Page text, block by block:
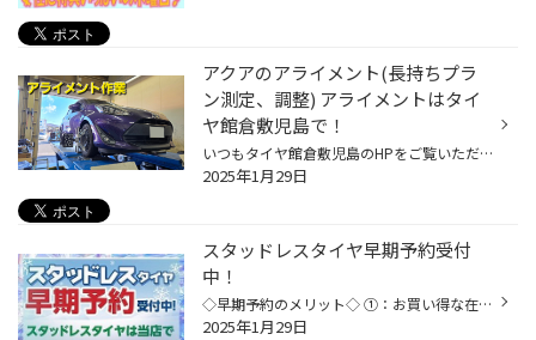
アクアのアライメント(長持ちプラ
ン測定、調整) アライメントはタイ
ヤ館倉敷児島で！
いつもタイヤ館倉敷児島のHPをご覧いただきありがとうございます！ 今回はトヨタ アクア のアライメント(測定、調整)をさせていただきました(*´꒳`*) アライメントに欠かせないのがこのセンサーです！ このセンサーはタイヤの角度をカメラが読み取り データ化(数値化)して見れる優れものなんです( ´...
2025年1月29日
スタッドレスタイヤ早期予約受付
中！
◇早期予約のメリット◇ ①：お買い得な在庫商品が豊富で断然お得にご購入いただけます！ 現在、スタッドレス蔵出しフェアを開催中！ お得な商品が揃ってます！！ 商品の数に限りがございますので、 詳しくは当店までお問い合わせください！ ②：早期予約で希望日に合わせて予約と早めに取付で、いざと...
2025年1月29日